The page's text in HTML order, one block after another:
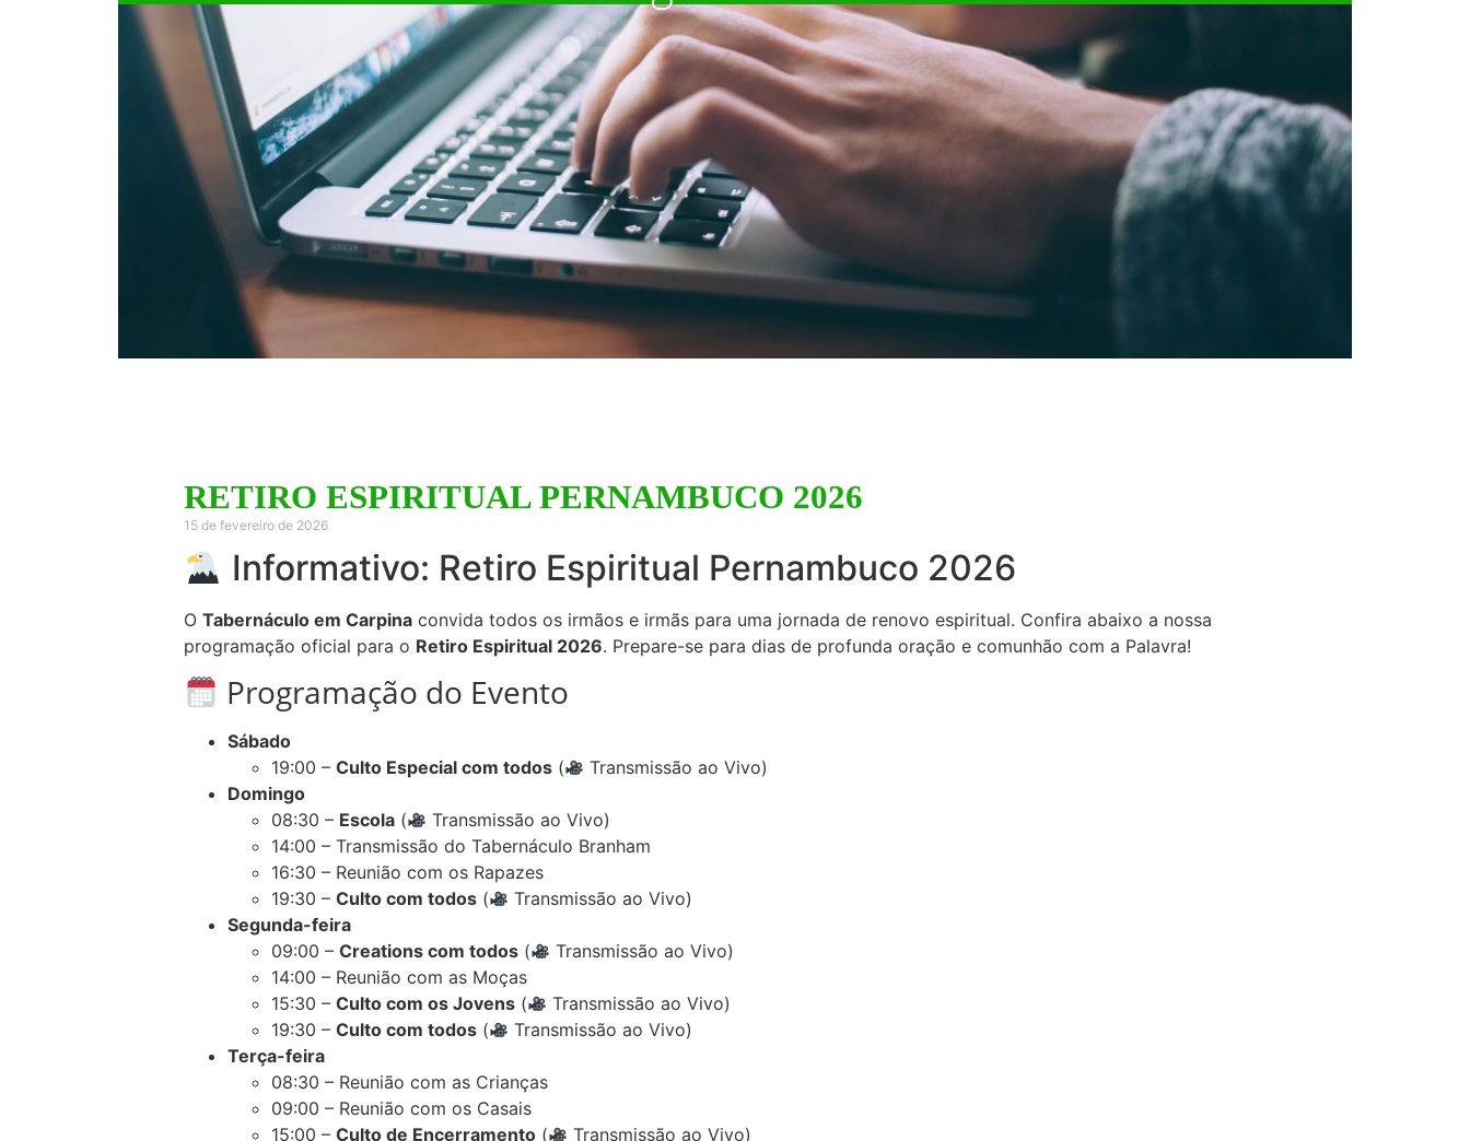
RETIRO ESPIRITUAL PERNAMBUCO 2026
15 de fevereiro de 2026
Informativo: Retiro Espiritual Pernambuco 2026
O Tabernáculo em Carpina convida todos os irmãos e irmãs para uma jornada de renovo espiritual. Confira abaixo a nossa
programação oficial para o Retiro Espiritual 2026. Prepare-se para dias de profunda oração e comunhão com a Palavra!
Programação do Evento
Sábado
19:00 – Culto Especial com todos (
Transmissão ao Vivo)
Domingo
08:30 – Escola (
Transmissão ao Vivo)
14:00 – Transmissão do Tabernáculo Branham
16:30 – Reunião com os Rapazes
19:30 – Culto com todos (
Transmissão ao Vivo)
Segunda-feira
09:00 – Creations com todos (
Transmissão ao Vivo)
14:00 – Reunião com as Moças
15:30 – Culto com os Jovens (
Transmissão ao Vivo)
19:30 – Culto com todos (
Transmissão ao Vivo)
Terça-feira
08:30 – Reunião com as Crianças
09:00 – Reunião com os Casais
15:00 – Culto de Encerramento ( Transmissão ao Vivo)